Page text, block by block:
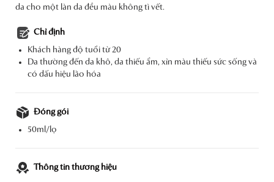
da cho một làn da đều màu không tì vết.
Chỉ định
Khách hàng độ tuổi từ 20
Da thường đến da khô, da thiếu ẩm, xỉn màu thiếu sức sống và
có dấu hiệu lão hóa
Đóng gói
50ml/lọ
Thông tin thương hiệu